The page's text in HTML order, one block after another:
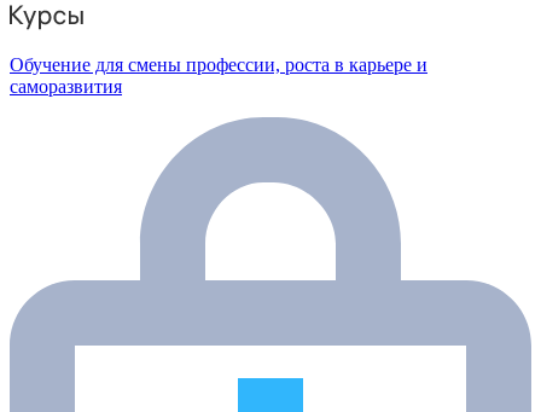
Обучение для смены профессии, роста в карьере и
саморазвития